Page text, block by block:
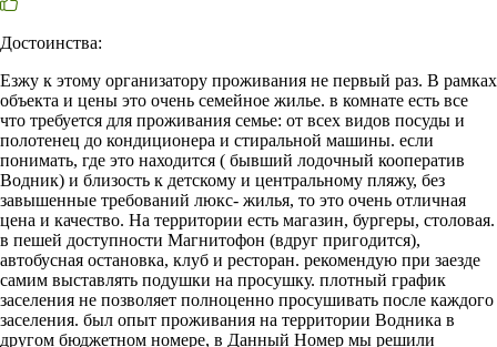
Достоинства:
Езжу к этому организатору проживания не первый раз. В рамках
объекта и цены это очень семейное жилье. в комнате есть все
что требуется для проживания семье: от всех видов посуды и
полотенец до кондиционера и стиральной машины. если
понимать, где это находится ( бывший лодочный кооператив
Водник) и близость к детскому и центральному пляжу, без
завышенные требований люкс- жилья, то это очень отличная
цена и качество. На территории есть магазин, бургеры, столовая.
в пешей доступности Магнитофон (вдруг пригодится),
автобусная остановка, клуб и ресторан. рекомендую при заезде
самим выставлять подушки на просушку. плотный график
заселения не позволяет полноценно просушивать после каждого
заселения. был опыт проживания на территории Водника в
другом бюджетном номере, в Данный Номер мы решили